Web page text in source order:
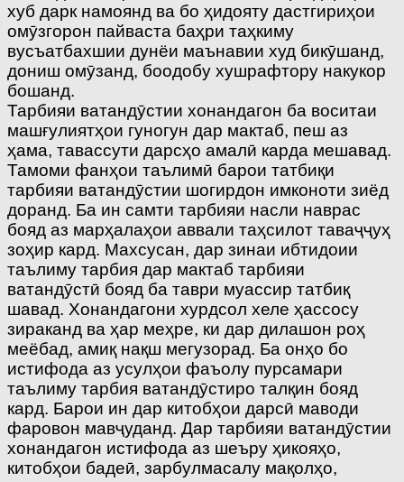
хуб дарк намоянд ва бо ҳидояту дастгириҳои
омӯзгорон пайваста баҳри таҳкиму
вусъатбахшии дунёи маънавии худ бикӯшанд,
дониш омӯзанд, боодобу хушрафтору накукор
бошанд.
Тарбияи ватандӯстии хонандагон ба воситаи
машғулиятҳои гуногун дар мактаб, пеш аз
ҳама, тавассути дарсҳо амалӣ карда мешавад.
Тамоми фанҳои таълимӣ барои татбиқи
тарбияи ватандӯстии шогирдон имконоти зиёд
доранд. Ба ин самти тарбияи насли наврас
бояд аз марҳалаҳои аввали таҳсилот таваҷҷуҳ
зоҳир кард. Махсусан, дар зинаи ибтидоии
таълиму тарбия дар мактаб тарбияи
ватандӯстӣ бояд ба таври муассир татбиқ
шавад. Хонандагони хурдсол хеле ҳассосу
зираканд ва ҳар меҳре, ки дар дилашон роҳ
меёбад, амиқ нақш мегузорад. Ба онҳо бо
истифода аз усулҳои фаъолу пурсамари
таълиму тарбия ватандӯстиро талқин бояд
кард. Барои ин дар китобҳои дарсӣ маводи
фаровон мавҷуданд. Дар тарбияи ватандӯстии
хонандагон истифода аз шеъру ҳикояҳо,
китобҳои бадеӣ, зарбулмасалу мақолҳо,